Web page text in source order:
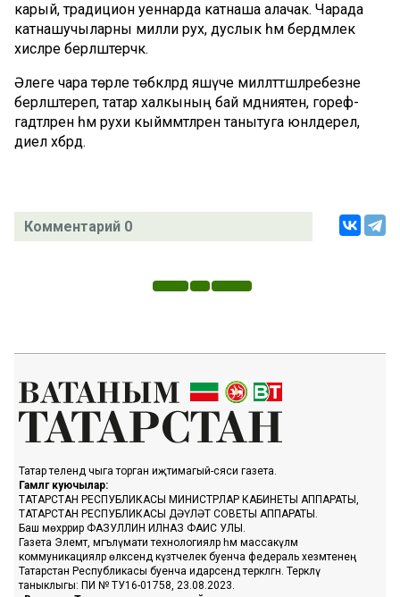
карый, традицион уеннарда катнаша алачак. Чарада
катнашучыларны милли рух, дуслык һәм бердәмлек
хисләре берләштерәчәк.
Әлеге чара төрле төбәкләрдә яшәүче милләттәшләребезне
берләштереп, татар халкының бай мәдәниятен, гореф-
гадәтләрен һәм рухи кыйммәтләрен танытуга юнәлдерелә,
диелә хәбәрдә.
Комментарий 0
Татар телендә чыга торган иҗтимагый-сәяси газета.
Гамәлгә куючылар:
ТАТАРСТАН РЕСПУБЛИКАСЫ МИНИСТРЛАР КАБИНЕТЫ АППАРАТЫ,
ТАТАРСТАН РЕСПУБЛИКАСЫ ДӘҮЛӘТ СОВЕТЫ АППАРАТЫ.
Баш мөхәррир ФАЗУЛЛИН ИЛНАЗ ФАИС УЛЫ.
Газета Элемтә, мәгълүмати технологияләр һәм массакүләм
коммуникацияләр өлкәсендә күзәтчелек буенча федераль хезмәтенең
Татарстан Республикасы буенча идарәсендә теркәлгән. Теркәлү
таныклыгы: ПИ № ТУ16-01758, 23.08.2023.